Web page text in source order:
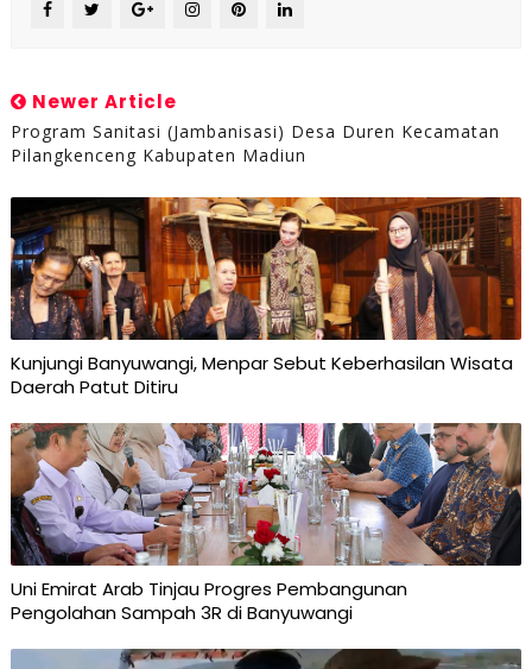
Newer Article
Program Sanitasi (Jambanisasi) Desa Duren Kecamatan
Pilangkenceng Kabupaten Madiun
Kunjungi Banyuwangi, Menpar Sebut Keberhasilan Wisata
Daerah Patut Ditiru
Uni Emirat Arab Tinjau Progres Pembangunan
Pengolahan Sampah 3R di Banyuwangi